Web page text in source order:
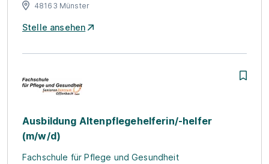
48163 Münster
Stelle ansehen
Ausbildung Altenpflegehelferin/-helfer
(m/w/d)
Fachschule für Pflege und Gesundheit